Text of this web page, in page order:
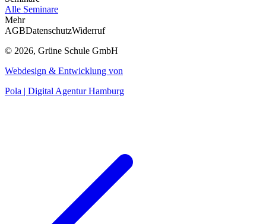
Alle Seminare
Mehr
AGBDatenschutzWiderruf
© 2026, Grüne Schule GmbH
Webdesign & Entwicklung von
Pola | Digital Agentur Hamburg